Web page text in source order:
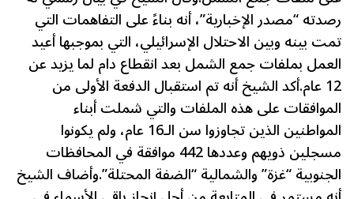
رصدته “مصدر الإخبارية”، أنه بناءً على التفاهمات التي
تمت بينه وبين الاحتلال الإسرائيلي، التي بموجبها أعيد
العمل بملفات جمع الشمل بعد انقطاع دام لما يزيد عن
12 عام.أكد الشيخ أنه تم استقبال الدفعة الأولى من
الموافقات على هذه الملفات والتي شملت أبناء
المواطنين الذين تجاوزوا سن الـ16 عام، ولم يكونوا
مسجلين ذويهم وعددها 442 موافقة في المحافظات
الجنوبية “غزة” والشمالية “الضفة المحتلة”.وأضاف الشيخ